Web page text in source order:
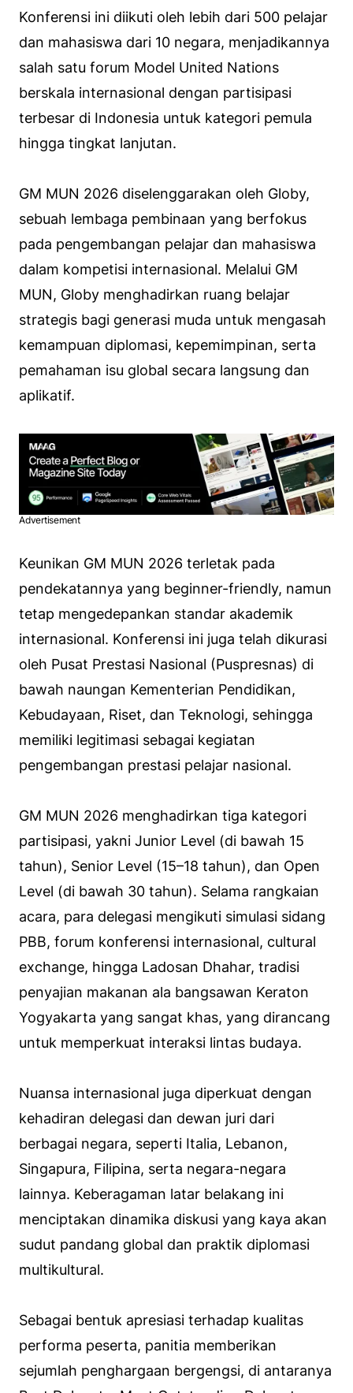
Konferensi ini diikuti oleh lebih dari 500 pelajar
dan mahasiswa dari 10 negara, menjadikannya
salah satu forum Model United Nations
berskala internasional dengan partisipasi
terbesar di Indonesia untuk kategori pemula
hingga tingkat lanjutan.
GM MUN 2026 diselenggarakan oleh Globy,
sebuah lembaga pembinaan yang berfokus
pada pengembangan pelajar dan mahasiswa
dalam kompetisi internasional. Melalui GM
MUN, Globy menghadirkan ruang belajar
strategis bagi generasi muda untuk mengasah
kemampuan diplomasi, kepemimpinan, serta
pemahaman isu global secara langsung dan
aplikatif.
Advertisement
Keunikan GM MUN 2026 terletak pada
pendekatannya yang beginner-friendly, namun
tetap mengedepankan standar akademik
internasional. Konferensi ini juga telah dikurasi
oleh Pusat Prestasi Nasional (Puspresnas) di
bawah naungan Kementerian Pendidikan,
Kebudayaan, Riset, dan Teknologi, sehingga
memiliki legitimasi sebagai kegiatan
pengembangan prestasi pelajar nasional.
GM MUN 2026 menghadirkan tiga kategori
partisipasi, yakni Junior Level (di bawah 15
tahun), Senior Level (15–18 tahun), dan Open
Level (di bawah 30 tahun). Selama rangkaian
acara, para delegasi mengikuti simulasi sidang
PBB, forum konferensi internasional, cultural
exchange, hingga Ladosan Dhahar, tradisi
penyajian makanan ala bangsawan Keraton
Yogyakarta yang sangat khas, yang dirancang
untuk memperkuat interaksi lintas budaya.
Nuansa internasional juga diperkuat dengan
kehadiran delegasi dan dewan juri dari
berbagai negara, seperti Italia, Lebanon,
Singapura, Filipina, serta negara-negara
lainnya. Keberagaman latar belakang ini
menciptakan dinamika diskusi yang kaya akan
sudut pandang global dan praktik diplomasi
multikultural.
Sebagai bentuk apresiasi terhadap kualitas
performa peserta, panitia memberikan
sejumlah penghargaan bergengsi, di antaranya